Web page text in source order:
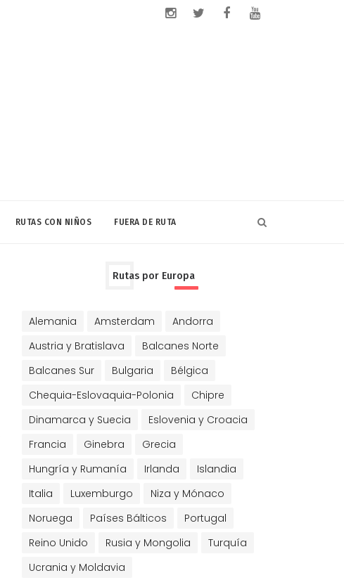
RUTAS CON NIÑOS FUERA DE RUTA
Rutas por Europa
Alemania Amsterdam
Andorra
Austria y Bratislava
Balcanes Norte
Balcanes Sur
Bulgaria
Bélgica
Chequia-Eslovaquia-Polonia
Chipre
Dinamarca y Suecia
Eslovenia y Croacia
Francia
Ginebra
Grecia
Hungría y Rumanía
Irlanda
Islandia
Italia
Luxemburgo
Niza y Mónaco
Noruega
Países Bálticos
Portugal
Reino Unido
Rusia y Mongolia
Turquía
Ucrania y Moldavia